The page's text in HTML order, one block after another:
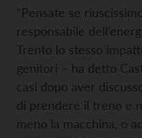
“Pensate se
responsabile
Trento lo stesso
genitori – ha detto
casi dopo aver
di prendere il treno e
meno la macchina, o